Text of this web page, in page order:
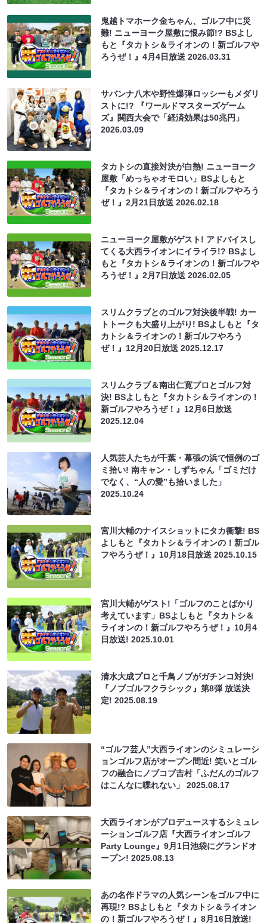
鬼越トマホーク金ちゃん、ゴルフ中に災
難! ニューヨーク屋敷に恨み節!? BSよし
もと『タカトシ＆ライオンの！新ゴルフや
ろうぜ！』4月4日放送2026.03.31
サバンナ八木や野性爆弾ロッシーもメダリ
ストに!? 『ワールドマスターズゲーム
ズ』関西大会で「経済効果は50兆円」
2026.03.09
タカトシの直接対決が白熱! ニューヨーク
屋敷「めっちゃオモロい」BSよしもと
『タカトシ＆ライオンの！新ゴルフやろう
ぜ！』2月21日放送2026.02.18
ニューヨーク屋敷がゲスト! アドバイスし
てくる大西ライオンにイライラ!? BSよし
もと『タカトシ＆ライオンの！新ゴルフや
ろうぜ！』2月7日放送2026.02.05
スリムクラブとのゴルフ対決後半戦! カー
トトークも大盛り上がり! BSよしもと『タ
カトシ＆ライオンの！新ゴルフやろう
ぜ！』12月20日放送2025.12.17
スリムクラブ＆南出仁寛プロとゴルフ対
決! BSよしもと『タカトシ＆ライオンの！
新ゴルフやろうぜ！』12月6日放送
2025.12.04
人気芸人たちが千葉・幕張の浜で恒例のゴ
ミ拾い! 南キャン・しずちゃん「ゴミだけ
でなく、“人の愛”も拾いました」
2025.10.24
宮川大輔のナイスショットにタカ衝撃! BS
よしもと『タカトシ＆ライオンの！新ゴル
フやろうぜ！』10月18日放送2025.10.15
宮川大輔がゲスト!「ゴルフのことばかり
考えています」BSよしもと『タカトシ＆
ライオンの！新ゴルフやろうぜ！』10月4
日放送!2025.10.01
清水大成プロと千鳥ノブがガチンコ対決!
『ノブゴルフクラシック』第8弾 放送決
定!2025.08.19
“ゴルフ芸人”大西ライオンのシミュレーシ
ョンゴルフ店がオープン間近! 笑いとゴル
フの融合にノブコブ吉村「ふだんのゴルフ
はこんなに喋れない」2025.08.17
大西ライオンがプロデュースするシミュレ
ーションゴルフ店『大西ライオンゴルフ
Party Lounge』9月1日池袋にグランドオ
ープン!2025.08.13
あの名作ドラマの人気シーンをゴルフ中に
再現!? BSよしもと『タカトシ＆ライオン
の！新ゴルフやろうぜ！』8月16日放送!